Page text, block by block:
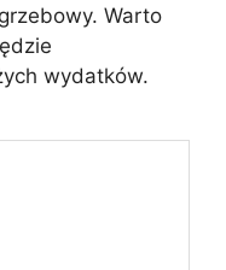
Warto
wydatków.